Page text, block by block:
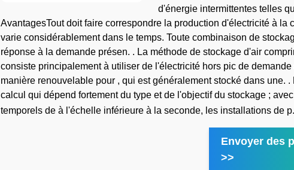
d'énergie intermittentes telles
AvantagesTout doit faire correspondre la production d'électricité à la
varie considérablement dans le temps. Toute combinaison de
réponse à la demande présen. . La méthode de stockage d'air
consiste principalement à utiliser de l'électricité hors pic de
manière renouvelable pour , qui est généralement stocké dans une. .
calcul qui dépend fortement du type et de l'objectif du stockage ;
temporels de à l'échelle inférieure à la seconde, les installations de p.
Envoyer des
>>